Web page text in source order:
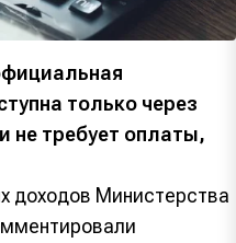
только через
не требует оплаты,
доходов Министерства